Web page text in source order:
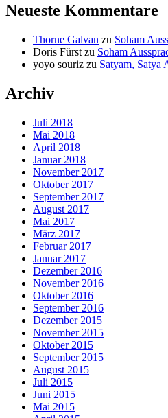
Neueste Kommentare
Thorne Galvan zu Soham
Doris Fürst zu Soham
yoyo souriz zu Satyam, Satya
Archiv
Juli 2018
Mai 2018
April 2018
Januar 2018
November 2017
Oktober 2017
September 2017
August 2017
Mai 2017
März 2017
Februar 2017
Januar 2017
Dezember 2016
November 2016
Oktober 2016
September 2016
Dezember 2015
November 2015
Oktober 2015
September 2015
August 2015
Juli 2015
Juni 2015
Mai 2015